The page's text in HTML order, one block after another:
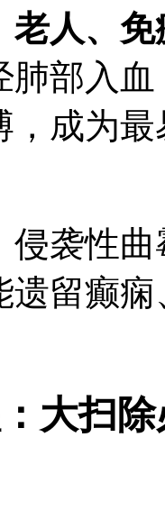
老人、
肺部入
，成为
侵袭性
遗留癫
大扫